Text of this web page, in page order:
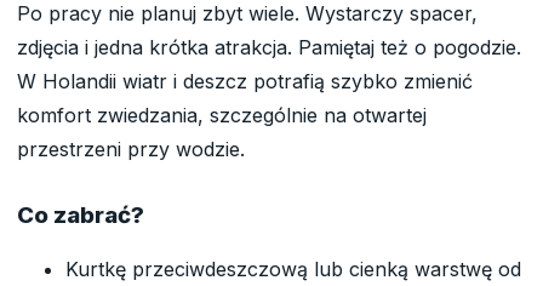
Po pracy nie planuj zbyt wiele. Wystarczy spacer,
zdjęcia i jedna krótka atrakcja. Pamiętaj też o pogodzie.
W Holandii wiatr i deszcz potrafią szybko zmienić
komfort zwiedzania, szczególnie na otwartej
przestrzeni przy wodzie.
Co zabrać?
Kurtkę przeciwdeszczową lub cienką warstwę od